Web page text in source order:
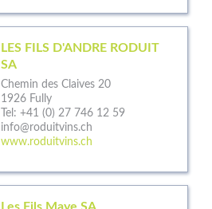
LES FILS D'ANDRE RODUIT
SA
Chemin des Claives 20
1926 Fully
Tel: +41 (0) 27 746 12 59
info@roduitvins.ch
www.roduitvins.ch